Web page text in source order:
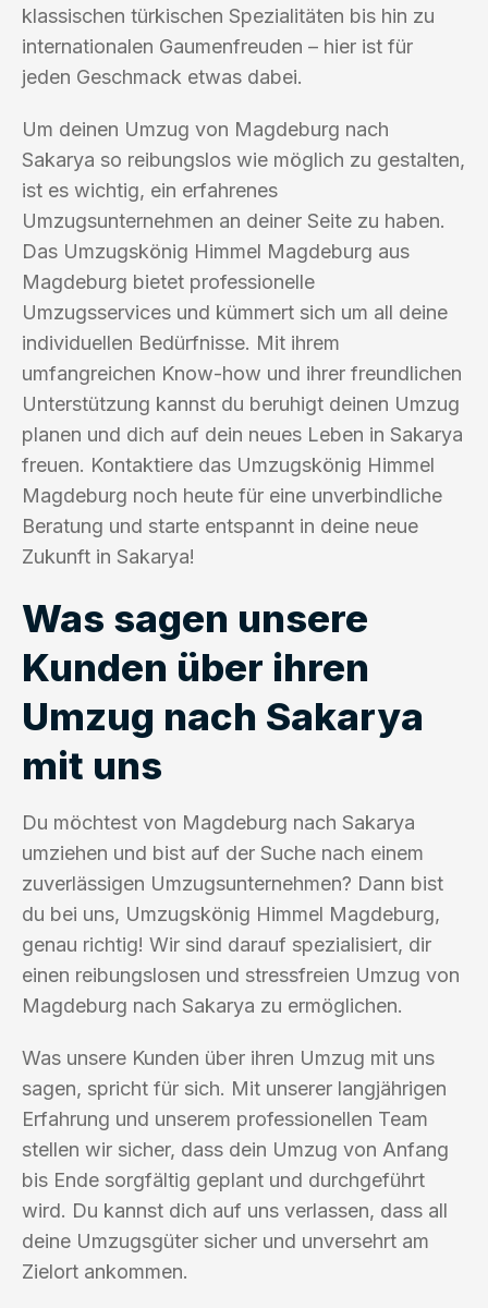
klassischen türkischen Spezialitäten bis hin zu
internationalen Gaumenfreuden – hier ist für
jeden Geschmack etwas dabei.
Um deinen Umzug von Magdeburg nach
Sakarya so reibungslos wie möglich zu gestalten,
ist es wichtig, ein erfahrenes
Umzugsunternehmen an deiner Seite zu haben.
Das Umzugskönig Himmel Magdeburg aus
Magdeburg bietet professionelle
Umzugsservices und kümmert sich um all deine
individuellen Bedürfnisse. Mit ihrem
umfangreichen Know-how und ihrer freundlichen
Unterstützung kannst du beruhigt deinen Umzug
planen und dich auf dein neues Leben in Sakarya
freuen. Kontaktiere das Umzugskönig Himmel
Magdeburg noch heute für eine unverbindliche
Beratung und starte entspannt in deine neue
Zukunft in Sakarya!
Was sagen unsere
Kunden über ihren
Umzug nach Sakarya
mit uns
Du möchtest von Magdeburg nach Sakarya
umziehen und bist auf der Suche nach einem
zuverlässigen Umzugsunternehmen? Dann bist
du bei uns, Umzugskönig Himmel Magdeburg,
genau richtig! Wir sind darauf spezialisiert, dir
einen reibungslosen und stressfreien Umzug von
Magdeburg nach Sakarya zu ermöglichen.
Was unsere Kunden über ihren Umzug mit uns
sagen, spricht für sich. Mit unserer langjährigen
Erfahrung und unserem professionellen Team
stellen wir sicher, dass dein Umzug von Anfang
bis Ende sorgfältig geplant und durchgeführt
wird. Du kannst dich auf uns verlassen, dass all
deine Umzugsgüter sicher und unversehrt am
Zielort ankommen.